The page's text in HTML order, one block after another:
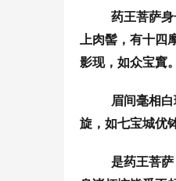
药王菩萨
上肉髻，有十
影现，如众宝窴。
眉间毫相
旋，如七宝城优
是药王菩